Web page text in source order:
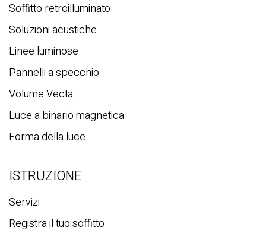
Soffitto retroilluminato
Soluzioni acustiche
Linee luminose
Pannelli a specchio
Volume Vecta
Luce a binario magnetica
Forma della luce
ISTRUZIONE
Servizi
Registra il tuo soffitto